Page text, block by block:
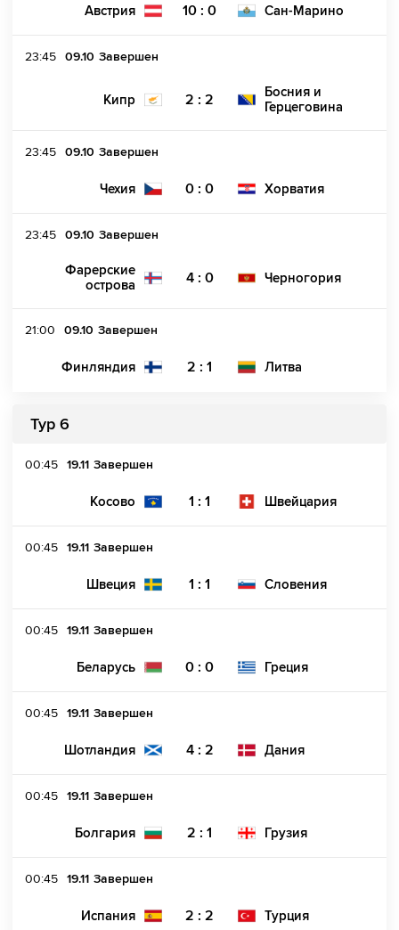
Австрия 10 : 0 Сан-Марино
23:45 09.10 Завершен
Кипр 2 : 2
Босния и
Герцеговина
23:45 09.10 Завершен
Чехия 0 : 0 Хорватия
23:45 09.10 Завершен
Фарерские
острова
4 : 0 Черногория
21:00 09.10 Завершен
Финляндия 2 : 1 Литва
Тур 6
00:45 19.11 Завершен
Косово 1 : 1 Швейцария
00:45 19.11 Завершен
Швеция 1 : 1 Словения
00:45 19.11 Завершен
Беларусь 0 : 0 Греция
00:45 19.11 Завершен
Шотландия 4 : 2 Дания
00:45 19.11 Завершен
Болгария 2 : 1 Грузия
00:45 19.11 Завершен
Испания 2 : 2 Турция